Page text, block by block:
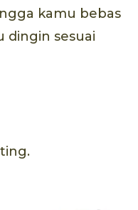
kamu bebas
dingin sesuai